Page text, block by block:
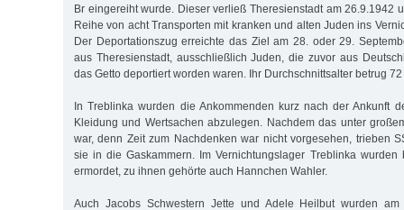
Br eingereiht wurde. Dieser verließ Theresienstadt am 26.9.1942
Reihe von acht Transporten mit kranken und alten Juden ins
Der Deportationszug erreichte das Ziel am 28. oder 29.
aus Theresienstadt, ausschließlich Juden, die zuvor aus
das Getto deportiert worden waren. Ihr Durchschnittsalter betrug
In Treblinka wurden die Ankommenden kurz nach der Ankunft
Kleidung und Wertsachen abzulegen. Nachdem das unter
war, denn Zeit zum Nachdenken war nicht vorgesehen, trieben
sie in die Gaskammern. Im Vernichtungslager Treblinka
ermordet, zu ihnen gehörte auch Hannchen Wahler.
Auch Jacobs Schwestern Jette und Adele Heilbut wurden